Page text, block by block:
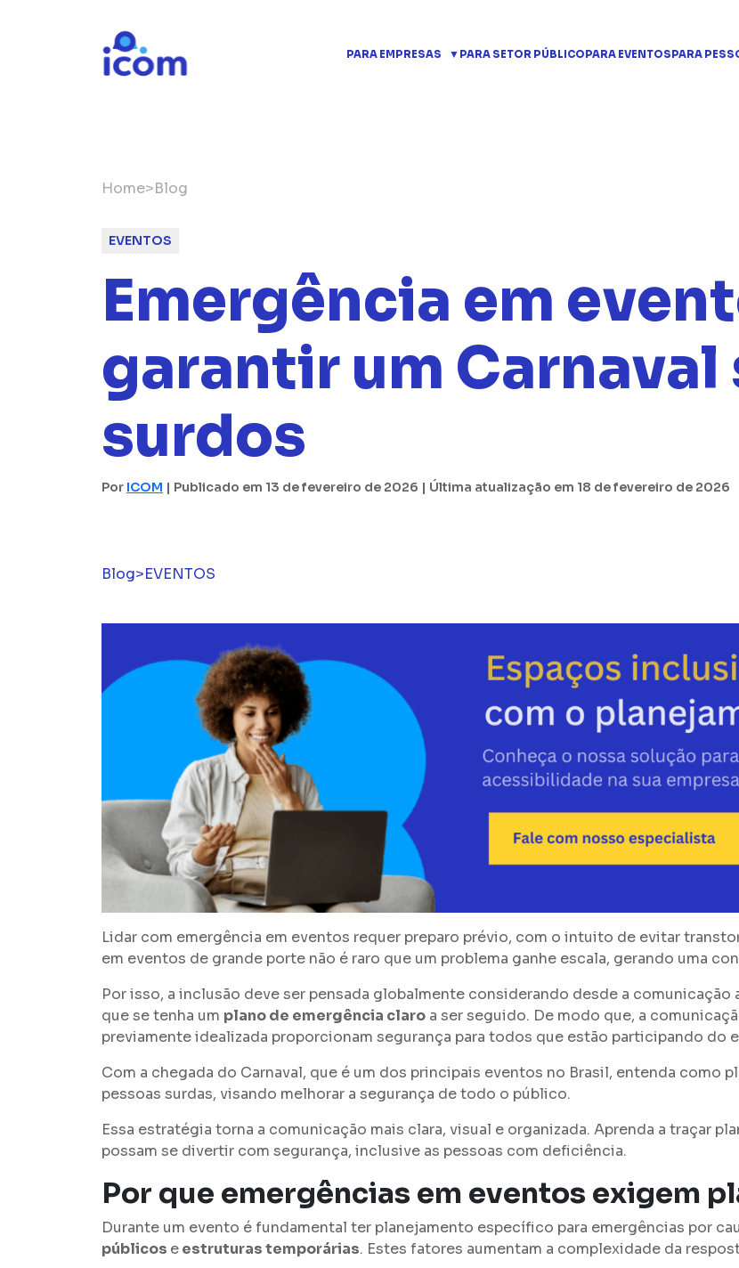
PARA EMPRESAS PARA SETOR PÚBLICOPARA EVENTOSPARA
Home>Blog
EVENTOS
Emergência em
garantir um Carnaval
surdos
Por ICOM | Publicado em 13 de fevereiro de 2026 | Última atualização em 18 de fevereiro de 2026
Blog>EVENTOS
Lidar com emergência em eventos requer preparo prévio, com o intuito de evitar
em eventos de grande porte não é raro que um problema ganhe escala, gerando uma
Por isso, a inclusão deve ser pensada globalmente considerando desde a
que se tenha um plano de emergência claro a ser seguido. De modo que, a
previamente idealizada proporcionam segurança para todos que estão participando do
Com a chegada do Carnaval, que é um dos principais eventos no Brasil, entenda como
pessoas surdas, visando melhorar a segurança de todo o público.
Essa estratégia torna a comunicação mais clara, visual e organizada. Aprenda a traçar
possam se divertir com segurança, inclusive as pessoas com deficiência.
Por que emergências em eventos exigem
Durante um evento é fundamental ter planejamento específico para emergências por
públicos eestruturas temporárias. Estes fatores aumentam a complexidade da